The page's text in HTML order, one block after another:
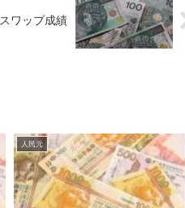
ワップ成績
人民元